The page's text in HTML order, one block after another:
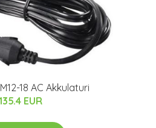
18 AC Akkulaturi
EUR